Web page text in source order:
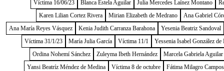
Víctima 16/06/23
Blanca Estela Aguilar Julia Mercedes Laínez Montano
Karen Lilian Cortez Rivera
Mirian Elizabeth de Medrano
Ana Gabriel
Ana María Reyes Vásquez
Kenia Judith Carranza Barahona
Yesenia Beatriz Sandoval
Víctima 31/1/23
María Julia García Víctima 11/1
Yessenia Isabel González
Ordina Nohemí Sánchez
Zuleyma Ibeth Hernández
Marcela Gabriela Aguilar
Yansi Beatríz Méndez de Medina
Víctima 8 de octubre
Fátima Milagro Campos